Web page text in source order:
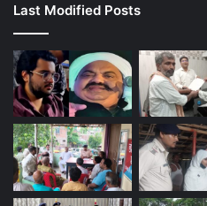
Last Modified Posts